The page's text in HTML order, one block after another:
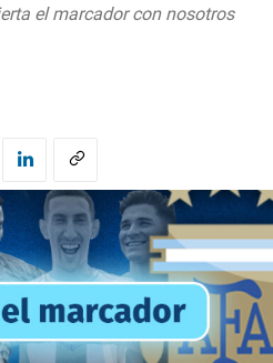
el marcador con nosotros